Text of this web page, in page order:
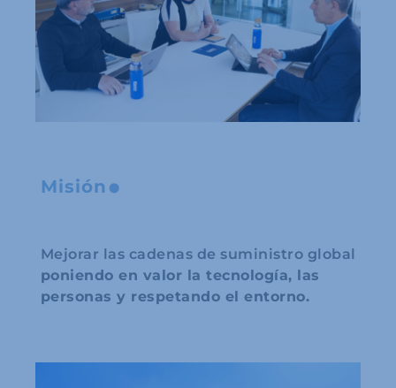
Misión .
Mejorar las cadenas de suministro global
poniendo en valor la tecnología, las
personas y respetando el entorno.